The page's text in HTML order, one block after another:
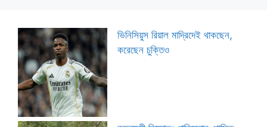
ভিনিসিয়ুস রিয়াল মাদ্রিদেই থাকছেন,
করেছেন চুক্তিও